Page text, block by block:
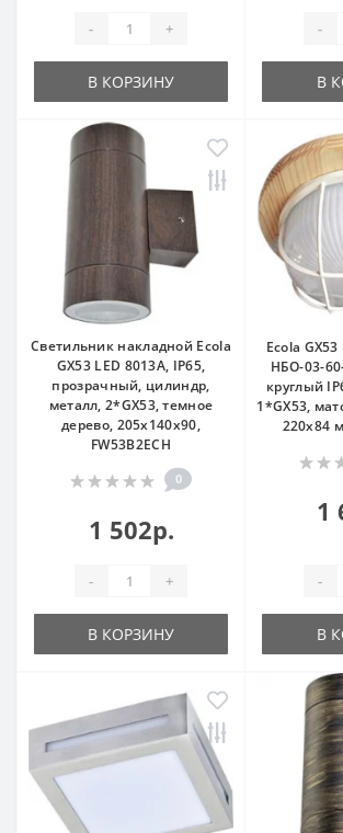
- +
В КОРЗИНУ
-
В
Светильник накладной Ecola
GX53 LED 8013A, IP65,
прозрачный, цилиндр,
металл, 2*GX53, темное
дерево, 205x140x90,
FW53B2ECH
0
1 502р.
- +
В КОРЗИНУ
Ecola
НБО-03-
круглый
1*GX53,
220х84
1
-
В